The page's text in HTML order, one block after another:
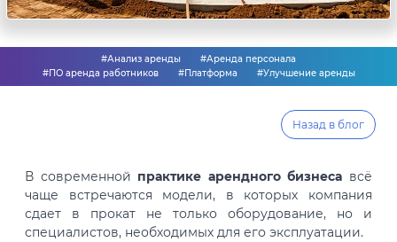
#Анализ аренды
#Аренда персонала
#ПО аренда работников
#Платформа #Улучшение аренды
В современной практике арендного бизнеса всё
чаще встречаются модели, в которых компания
сдает в прокат не только оборудование, но и
специалистов, необходимых для его эксплуатации.
Назад в блог